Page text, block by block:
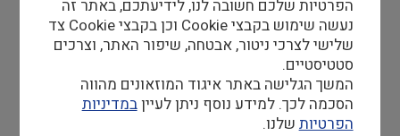
סריקה ובצילום
דרישות:
סטודנט/ סטודנטית לתואר ראשון או שני. יתרון
להשכלה מתחום מדעי הרוח / ספרנות.
הפרטיות שלכם חשובה לנו, לידיעתכם, באתר זה
נעשה שימוש בקבצי Cookie וכן בקבצי Cookie צד
שלישי לצרכי ניטור, אבטחה, שיפור האתר, וצרכים
סטטיסטיים.
המשך הגלישה באתר איגוד המוזאונים מהווה
הסכמה לכך. למידע נוסף ניתן לעייןבמדיניות
הפרטיותשלנו.